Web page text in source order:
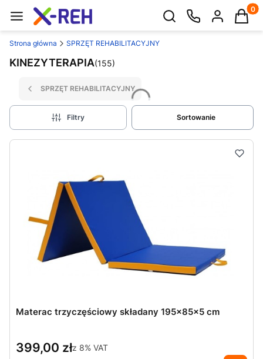
Otwórz wyszukiwarkę
Strona główna SPRZĘT REHABILITACYJNY
KINEZYTERAPIA(155)
SPRZĘT REHABILITACYJNY
Filtry Sortowanie
Materac trzyczęściowy składany 195x85x5 cm
399,00 złz 8% VAT